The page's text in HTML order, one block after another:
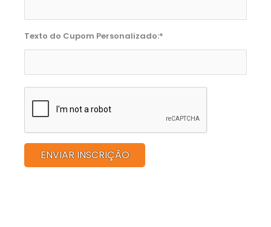
Texto do Cupom Personalizado:*